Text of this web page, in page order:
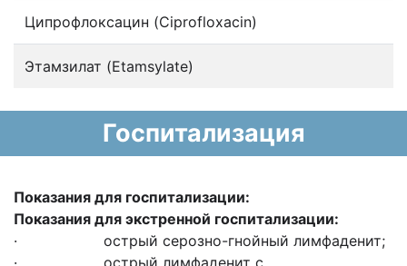
Ципрофлоксацин (Ciprofloxacin)
Этамзилат (Etamsylate)
Госпитализация
Показания для госпитализации:
Показания для экстренной госпитализации:
· острый серозно-гнойный лимфаденит;
· острый лимфаденит с